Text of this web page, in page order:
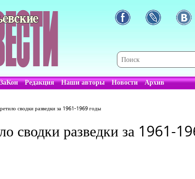
ЗаКон Редакция Наши авторы Новости Архив
сводки разведки за 1961-1969 годы
сводки разведки за 1961-